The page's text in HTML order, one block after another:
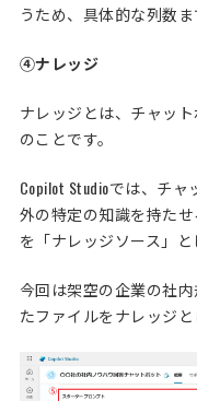
うため、具体的な列数
④ナレッジ
ナレッジとは、チャッ
のことです。
Copilot Studioでは、チ
外の特定の知識を持た
を「ナレッジソース」
今回は架空の企業の社
たファイルをナレッジと